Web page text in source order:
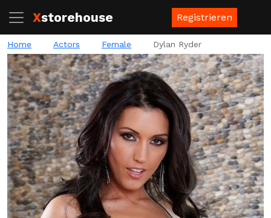
Xstorehouse Registrieren
Home Actors Female Dylan Ryder